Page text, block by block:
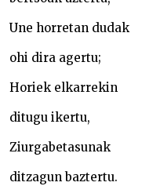
Une horretan dudak
ohi dira agertu;
Horiek elkarrekin
ditugu ikertu,
Ziurgabetasunak
ditzagun baztertu.